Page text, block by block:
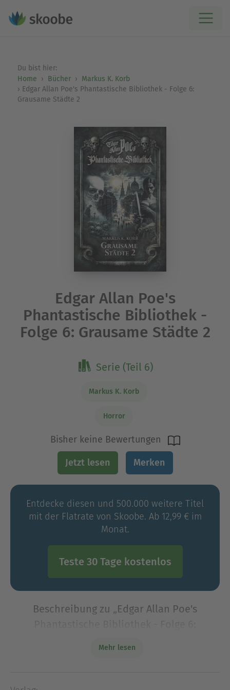
Du bist hier:
Home
Bücher
Markus K. Korb
Edgar Allan Poe's Phantastische Bibliothek - Folge 6:
Grausame Städte 2
Edgar Allan Poe's
Phantastische Bibliothek -
Folge 6: Grausame Städte 2
Serie (Teil 6)
Markus K. Korb
Horror
Bisher keine Bewertungen
Jetzt lesen Merken
Entdecke diesen und 500.000 weitere Titel
mit der Flatrate von Skoobe. Ab 12,99 € im
Monat.
Teste 30 Tage kostenlos
Beschreibung zu „Edgar Allan Poe's
Nacht über das Viertel Monmatre herabsickert,
Mehr lesen